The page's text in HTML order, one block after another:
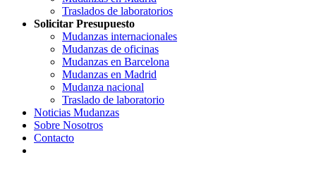
Traslados de laboratorios
Solicitar Presupuesto
Mudanzas internacionales
Mudanzas de oficinas
Mudanzas en Barcelona
Mudanzas en Madrid
Mudanza nacional
Traslado de laboratorio
Noticias Mudanzas
Sobre Nosotros
Contacto